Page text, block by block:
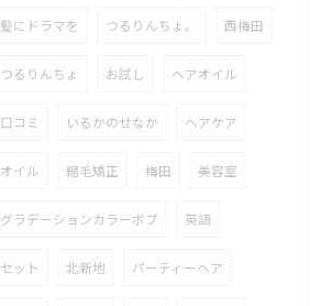
髪にドラマを つるりんちょ。 西梅田
つるりんちょ お試し ヘアオイル
口コミ いるかのせなか ヘアケア
オイル 縮毛矯正 梅田 美容室
グラデーションカラーボブ 英語
セット 北新地 パーティーヘア